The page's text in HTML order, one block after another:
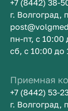
+7 (8442) 38-
г.
пн-пт, с 10:00
сб, с 10:00 до
Приемная
+7 (8442) 53-
г.